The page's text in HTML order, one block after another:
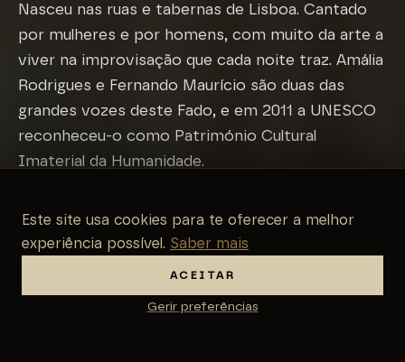
Nasceu nas ruas e tabernas de Lisboa. Cantado
por mulheres e por homens, com muito da arte a
viver na improvisação que cada noite traz. Amália
Rodrigues e Fernando Maurício são duas das
grandes vozes deste Fado, e em 2011 a UNESCO
reconheceu-o como Património Cultural
Imaterial da Humanidade.
Este site usa cookies para te oferecer a melhor
experiência possível. Saber mais
ACEITAR
Gerir preferências